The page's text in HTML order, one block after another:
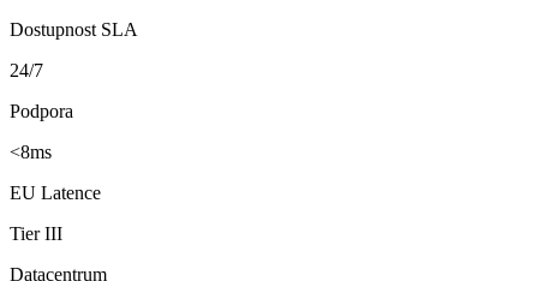
Dostupnost SLA
24/7
Podpora
<8ms
EU Latence
Tier III
Datacentrum